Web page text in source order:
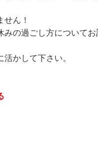
ん！
の過ごし方についてお
かして下さい。